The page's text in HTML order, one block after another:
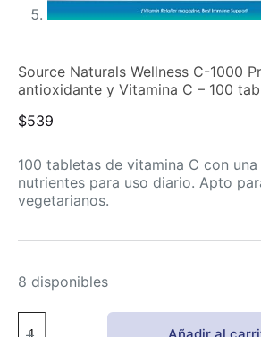
Source Naturals Wellness C-1000
antioxidante y Vitamina C – 100
$539
100 tabletas de vitamina C con
nutrientes para uso diario. Apto
vegetarianos.
8 disponibles